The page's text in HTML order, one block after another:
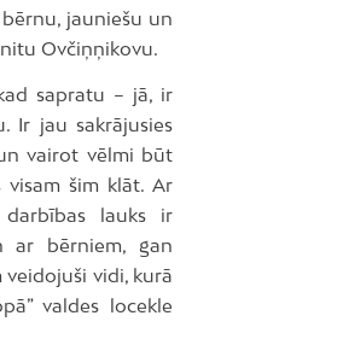
jauniešu un
Ovčiņņikovu.
sapratu – jā, ir
Ir jau sakrājusies
vairot vēlmi būt
šim klāt. Ar
lauks ir
ar bērniem, gan
veidojuši vidi, kurā
valdes locekle